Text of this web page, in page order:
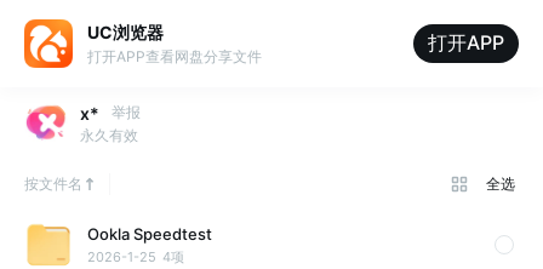
UC浏览器
打开APP查看网盘分享文件
打开APP
x*
举报
永久有效
按文件名 全选
Ookla Speedtest
2026-1-25 4项